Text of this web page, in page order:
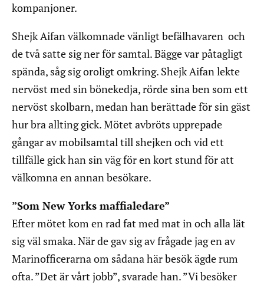
kompanjoner.
Shejk Aifan välkomnade vänligt befälhavaren och
de två satte sig ner för samtal. Bägge var påtagligt
spända, såg sig oroligt omkring. Shejk Aifan lekte
nervöst med sin bönekedja, rörde sina ben som ett
nervöst skolbarn, medan han berättade för sin gäst
hur bra allting gick. Mötet avbröts upprepade
gångar av mobilsamtal till shejken och vid ett
tillfälle gick han sin väg för en kort stund för att
välkomna en annan besökare.
”Som New Yorks maffialedare”
Efter mötet kom en rad fat med mat in och alla lät
sig väl smaka. När de gav sig av frågade jag en av
Marinofficerarna om sådana här besök ägde rum
ofta. ”Det är vårt jobb”, svarade han. ”Vi besöker